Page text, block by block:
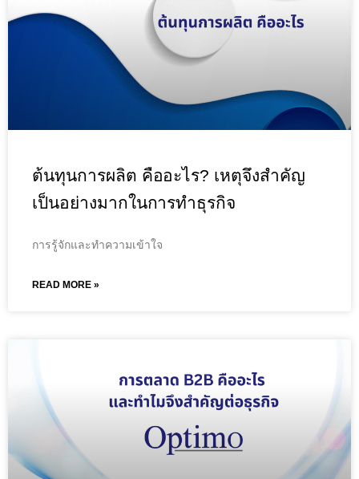
ต้นทุนการผลิต คืออะไร? เหตุจึงสำคัญ
เป็นอย่างมากในการทำธุรกิจ
การรู้จักและทำความเข้าใจ
READ MORE »